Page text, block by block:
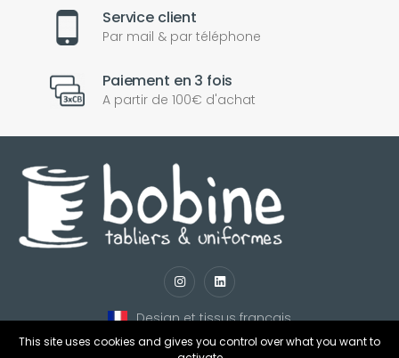
Service client
Par mail & par téléphone
Paiement en 3 fois
A partir de 100€ d'achat
Design et tissus français
notify_engine
This site uses cookies and gives you control over what you want to